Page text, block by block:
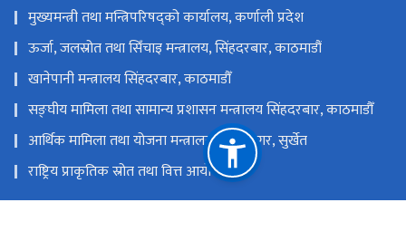
मुख्यमन्त्री तथा मन्त्रिपरिषद्को कार्यालय, कर्णाली प्रदेश
ऊर्जा, जलस्रोत तथा सिँचाइ मन्त्रालय, सिंहदरबार, काठमाडौं
खानेपानी मन्त्रालय सिंहदरबार, काठमाडौँ
सङ्‍घीय मामिला तथा सामान्य प्रशासन मन्त्रालय सिंहदरबार, काठमाडौँ
आर्थिक मामिला तथा योजना मन्त्रालय, वीरेन्द्रनगर, सुर्खेत
राष्ट्रिय प्राकृतिक स्रोत तथा वित्त आयोग